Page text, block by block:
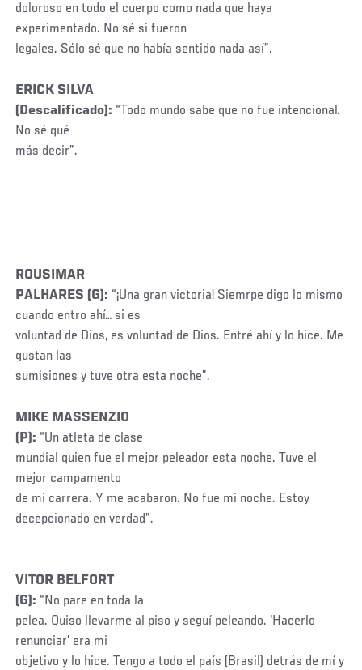
doloroso en todo el cuerpo como nada que haya
experimentado. No sé si fueron
legales. Sólo sé que no había sentido nada así”.
ERICK SILVA
(Descalificado): “Todo mundo sabe que no fue intencional.
No sé qué
más decir”.
ROUSIMAR
PALHARES (G): “¡Una gran victoria! Siemrpe digo lo mismo
cuando entro ahí… si es
voluntad de Dios, es voluntad de Dios. Entré ahí y lo hice. Me
gustan las
sumisiones y tuve otra esta noche”.
MIKE MASSENZIO
(P): “Un atleta de clase
mundial quien fue el mejor peleador esta noche. Tuve el
mejor campamento
de mi carrera. Y me acabaron. No fue mi noche. Estoy
decepcionado en verdad”.
VITOR BELFORT
(G): “No pare en toda la
pelea. Quiso llevarme al piso y seguí peleando. ‘Hacerlo
renunciar’ era mi
objetivo y lo hice. Tengo a todo el país (Brasil) detrás de mí y